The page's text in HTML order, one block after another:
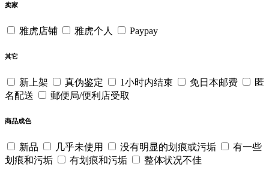
卖家
雅虎店铺 雅虎个人 Paypay
其它
新上架 真伪鉴定 1小时内结束 免日本邮费
匿
名配送
郵便局/便利店受取
商品成色
新品 几乎未使用 没有明显的划痕或污垢
有一些
划痕和污垢
有划痕和污垢 整体状况不佳